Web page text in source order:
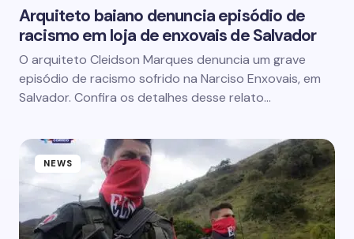
Arquiteto baiano denuncia episódio de
racismo em loja de enxovais de Salvador
O arquiteto Cleidson Marques denuncia um grave
episódio de racismo sofrido na Narciso Enxovais, em
Salvador. Confira os detalhes desse relato…
NEWS